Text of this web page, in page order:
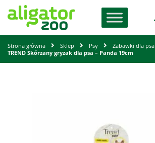
Strona główna Sklep Psy
Zabawki dla psa
TREND Skórzany gryzak dla psa – Panda 19cm